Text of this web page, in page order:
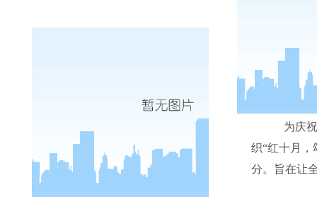
为庆祝
织“红十月，
分。旨在让